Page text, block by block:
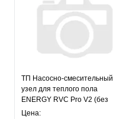
ТП Насосно-смесительный
узел для теплого пола
ENERGY RVC Pro V2 (без
насоса)
Цена: